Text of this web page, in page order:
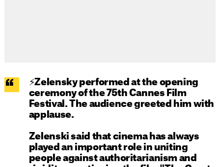
⚡️Zelensky performed at the opening
ceremony of the 75th Cannes Film
Festival. The audience greeted him with
applause.
Zelenski said that cinema has always
played an important role in uniting
people against authoritarianism and